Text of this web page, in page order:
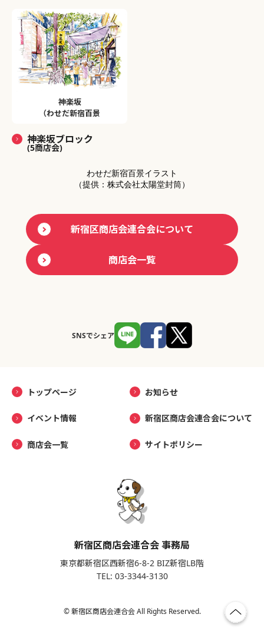
神楽坂
（わせだ新宿百景
神楽坂ブロック
(5商店会)
わせだ新宿百景イラスト
（提供：株式会社太陽堂封筒）
新宿区商店会連合会について
商店会一覧
SNSでシェア
トップページ お知らせ
イベント情報 新宿区商店会連合会について
商店会一覧 サイトポリシー
新宿区商店会連合会 事務局
東京都新宿区西新宿6-8-2 BIZ新宿LB階
TEL: 03-3344-3130
© 新宿区商店会連合会 All Rights Reserved.